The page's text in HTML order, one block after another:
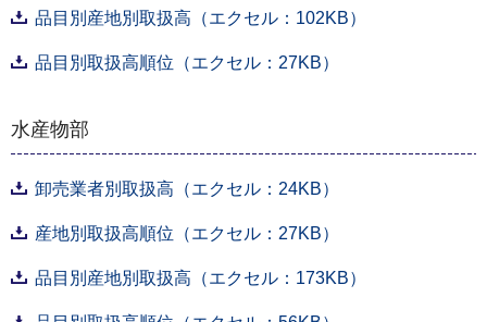
品目別産地別取扱高（エクセル：102KB）
品目別取扱高順位（エクセル：27KB）
水産物部
卸売業者別取扱高（エクセル：24KB）
産地別取扱高順位（エクセル：27KB）
品目別産地別取扱高（エクセル：173KB）